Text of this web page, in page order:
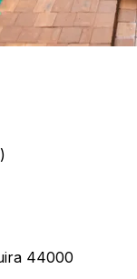
)
44000